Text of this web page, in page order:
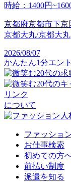
時給 ： 1400円
京都府京都市下京
京都大丸/京都大丸
2026/08/07
かんたん1分エン
リンク
について
ファッショ
お仕事検索
初めての方
前払い制度
派遣を知る